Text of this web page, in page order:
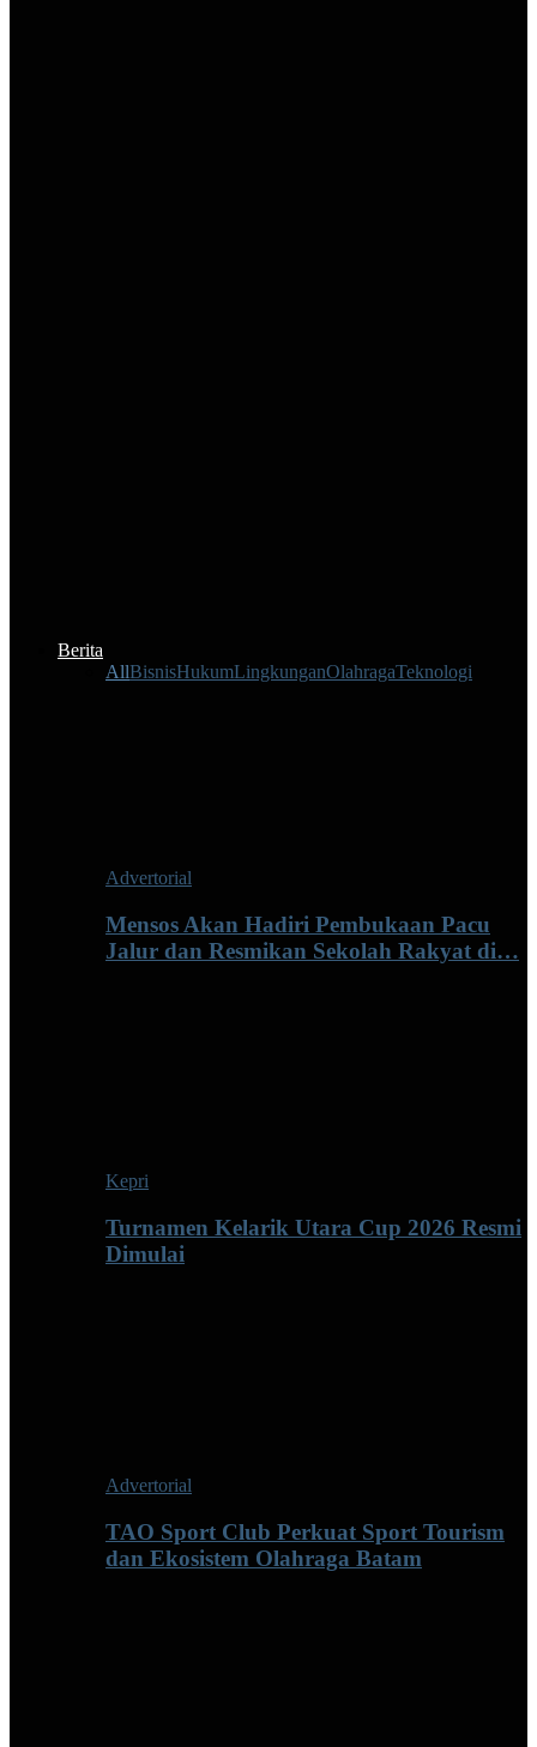
Berita
AllBisnisHukumLingkunganOlahragaTeknologi
Advertorial
Mensos Akan Hadiri Pembukaan Pacu
Jalur dan Resmikan Sekolah Rakyat di…
Kepri
Turnamen Kelarik Utara Cup 2026 Resmi
Dimulai
Advertorial
TAO Sport Club Perkuat Sport Tourism
dan Ekosistem Olahraga Batam